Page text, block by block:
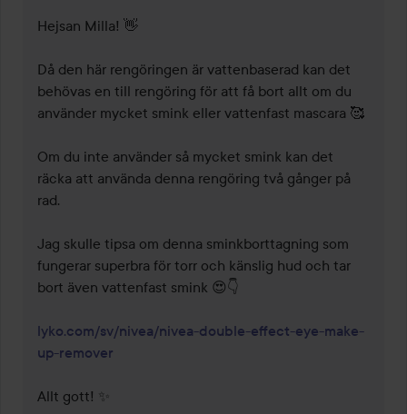
Hejsan Milla! 👋
Då den här rengöringen är vattenbaserad kan det
behövas en till rengöring för att få bort allt om du
använder mycket smink eller vattenfast mascara 🥰
Om du inte använder så mycket smink kan det
räcka att använda denna rengöring två gånger på
rad.
Jag skulle tipsa om denna sminkborttagning som
fungerar superbra för torr och känslig hud och tar
bort även vattenfast smink 😍👇
lyko.com/sv/nivea/nivea-double-effect-eye-make-
up-remover
Allt gott! ✨